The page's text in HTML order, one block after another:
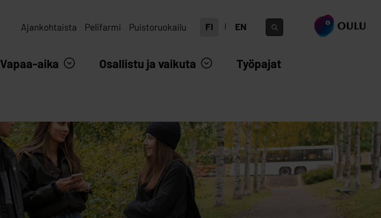
Ajankohtaista Pelifarmi Puistoruokailu FI EN
siirry ouka.fi
Vapaa-aika Osallistu ja vaikuta Työpajat